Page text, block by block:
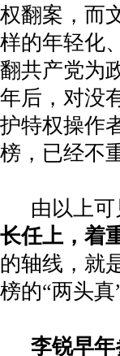
权翻案，而
样的年轻化
翻共产党为
年后，对没
护特权操作
榜，已经不
由以上可
长任上，着
的轴线，就
榜的“两头真
李锐早